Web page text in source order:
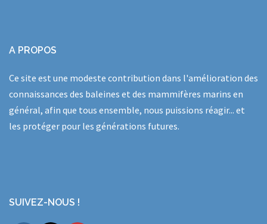
A PROPOS
Ce site est une modeste contribution dans l'amélioration des
connaissances des baleines et des mammifères marins en
général, afin que tous ensemble, nous puissions réagir... et
les protéger pour les générations futures.
SUIVEZ-NOUS !